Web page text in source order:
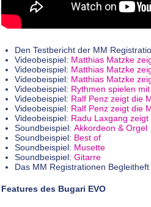
Den Testbericht der MM
Videobeispiel: Matthias Matzke
Videobeispiel: Matthias Matzke
Videobeispiel: Matthias Matzke
Videobeispiel: Rythmen spielen
Videobeispiel: Ralf Penz zeigt die
Videobeispiel: Ralf Penz zeigt die
Videobeispiel: Radu Laxgang
Soundbeispiel: Akkordeon & Orgel
Soundbeispiel: Best of
Soundbeispiel: Musette
Soundbeispiel: Gitarre
Das MM Registrationen
Features des Bugari EVO